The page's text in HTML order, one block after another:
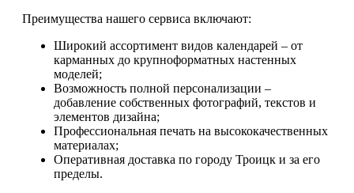
Преимущества нашего сервиса включают:
Широкий ассортимент видов календарей – от
карманных до крупноформатных настенных
моделей;
Возможность полной персонализации –
добавление собственных фотографий, текстов и
элементов дизайна;
Профессиональная печать на высококачественных
материалах;
Оперативная доставка по городу Троицк и за его
пределы.